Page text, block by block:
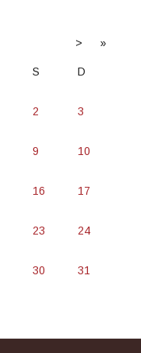
> »
S D
2 3
9 10
16 17
23 24
30 31